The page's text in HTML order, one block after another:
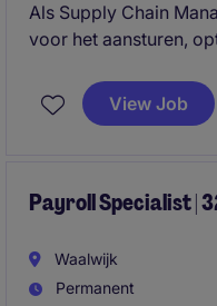
Als Supply Chain
voor het aansturen,
inkoopactiviteiten. Je
met hands-on
View Job
Payroll Specialist |
Waalwijk
Permanent